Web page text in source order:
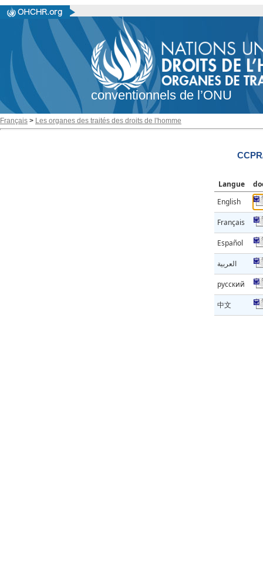
conventionnels de l’ONU
Français > Les organes des traités des droits de l'homme
Langue
English
Français
Español
العربية
русский
中文